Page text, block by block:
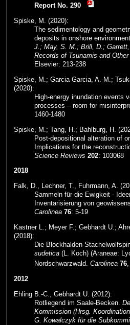
Report No. 290
Spiske, M. (2020):
The sedimentology and
deposits in onshore
J.; May, S. M.; Brill, D.;
Records of Tsunamis and
Elsevier: 213-238
Spiske, M.; Garcia Garcia, A.-M.;
(2020):
High-energy inundation events
processes – room for
1460-1480
Spiske, M.; Tang, H.; Bahlburg, H.
Post-depositional alteration of
Implications for the
Science Reviews 202: 103068
2018
Falk, D., Lechner, T., Fuhrmann, A.
Sammeln für die Ewigkeit -
Inventarisierung von
Carolinea 76: 5-19
Kastner L.; Meyer F.; Gebhardt U.;
(2018):
Die Blockhalden-
sudetica(L. Koch) (Araneae:
Nordschwarzwald. Carolinea 76,
2012
Ehling B.-C., Gebhardt U. (2012):
Rotliegend im Saale-Becken.
Kommission (Hrsg.
G. Kowalczyk für die